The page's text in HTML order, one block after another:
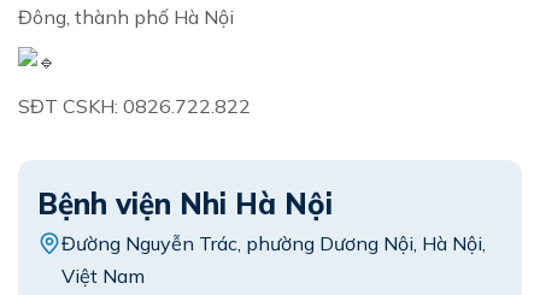
Đông, thành phố Hà Nội
SĐT CSKH: 0826.722.822
Bệnh viện Nhi Hà Nội
Đường Nguyễn Trác, phường Dương Nội, Hà Nội,
Việt Nam